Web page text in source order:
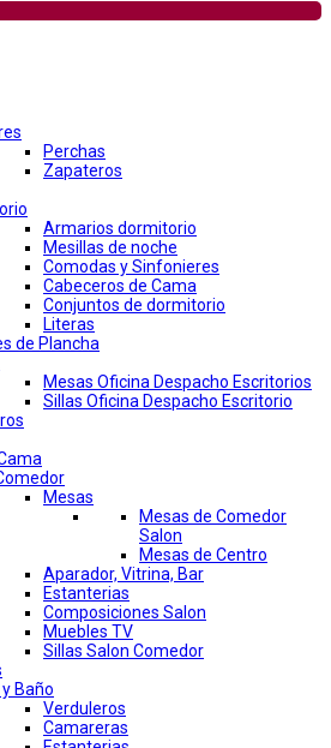
Perchas
Zapateros
Armarios dormitorio
Mesillas de noche
Comodas y Sinfonieres
Cabeceros de Cama
Conjuntos de dormitorio
Literas
de Plancha
Mesas Oficina Despacho Escritorios
Sillas Oficina Despacho Escritorio
Mesas
Mesas de Comedor
Salon
Mesas de Centro
Aparador, Vitrina, Bar
Estanterias
Composiciones Salon
Muebles TV
Sillas Salon Comedor
Baño
Verduleros
Camareras